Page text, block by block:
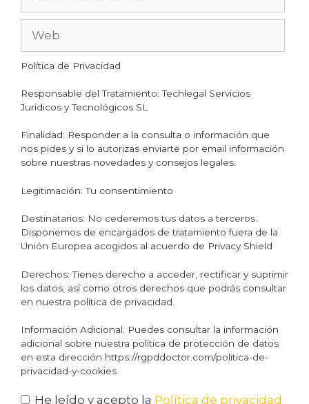
Política de Privacidad
Responsable del Tratamiento: Techlegal Servicios
Jurídicos y Tecnológicos SL
Finalidad: Responder a la consulta o información que
nos pides y si lo autorizas enviarte por email información
sobre nuestras novedades y consejos legales.
Legitimación: Tu consentimiento
Destinatarios: No cederemos tus datos a terceros.
Disponemos de encargados de tratamiento fuera de la
Unión Europea acogidos al acuerdo de Privacy Shield
Derechos: Tienes derecho a acceder, rectificar y suprimir
los datos, así como otros derechos que podrás consultar
en nuestra política de privacidad.
Información Adicional: Puedes consultar la información
adicional sobre nuestra política de protección de datos
en esta dirección https://rgpddoctor.com/politica-de-
privacidad-y-cookies
He leído y acepto la Política de privacidad